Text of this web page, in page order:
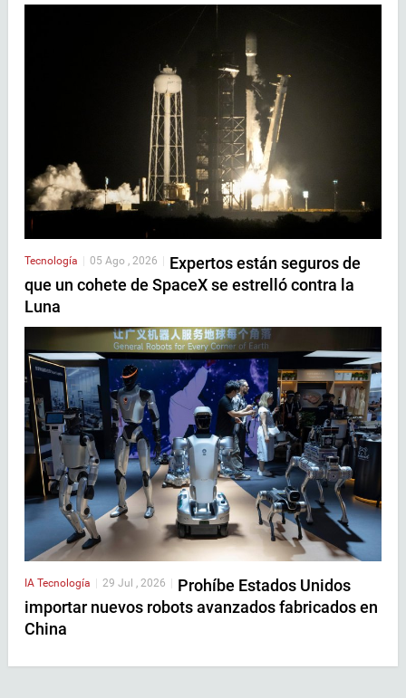
Tecnología | 05 Ago , 2026 | Expertos están seguros de
que un cohete de SpaceX se estrelló contra la
Luna
IA Tecnología 29 Jul , 2026
Prohíbe Estados Unidos
importar nuevos robots avanzados fabricados en
China